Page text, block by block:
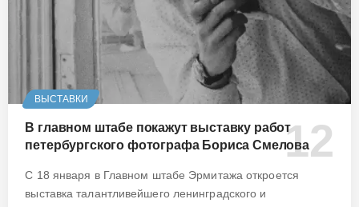
ВЫСТАВКИ
В главном штабе покажут выставку работ
петербургского фотографа Бориса Смелова
С 18 января в Главном штабе Эрмитажа откроется
выставка талантливейшего ленинградского и